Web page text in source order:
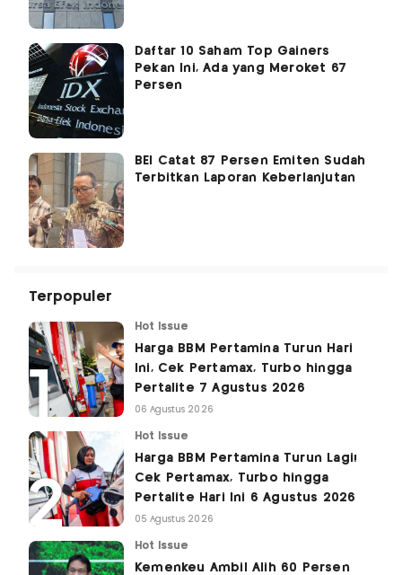
Daftar 10 Saham Top Gainers
Pekan Ini, Ada yang Meroket 67
Persen
BEI Catat 87 Persen Emiten Sudah
Terbitkan Laporan Keberlanjutan
Terpopuler
Hot Issue
Harga BBM Pertamina Turun Hari
Ini, Cek Pertamax, Turbo hingga
Pertalite 7 Agustus 2026
06 Agustus 2026
Hot Issue
Harga BBM Pertamina Turun Lagi!
Cek Pertamax, Turbo hingga
Pertalite Hari Ini 6 Agustus 2026
05 Agustus 2026
Hot Issue
Kemenkeu Ambil Alih 60 Persen